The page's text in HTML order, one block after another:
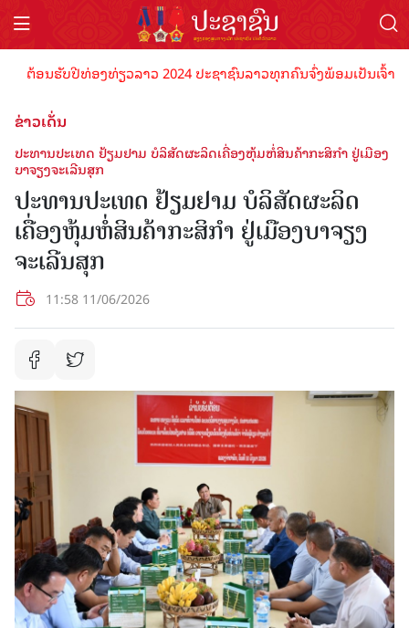
ຮັບປີທ່ອງທ່ຽວລາວ 2024 ປະຊາຊົນລາວທຸກຄົນຈົ່ງພ້ອມເປັນເຈົ້າພາບ
ຂ່າວເດັ່ນ
ປະ​ທານ​ປະ​ເທດ ຢ້ຽມຢາມ​ ບໍລິສັດຜະລິດເຄື່ອງຫຸ້ມຫໍ່ສິນຄ້າກະສິກຳ ຢູ່ເມືອງ
ບາຈຽງຈະເລີນສຸກ
ປະ​ທານ​ປະ​ເທດ ຢ້ຽມຢາມ​ ບໍລິສັດຜະລິດ
ເຄື່ອງຫຸ້ມຫໍ່ສິນຄ້າກະສິກຳ ຢູ່ເມືອງບາຈຽງ
ຈະເລີນສຸກ
11:58 11/06/2026